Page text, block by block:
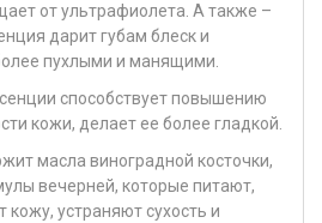
от ультрафиолета. А также –
дарит губам блеск и
пухлыми и манящими.
способствует повышению
кожи, делает ее более гладкой.
масла виноградной косточки,
вечерней, которые питают,
устраняют сухость и